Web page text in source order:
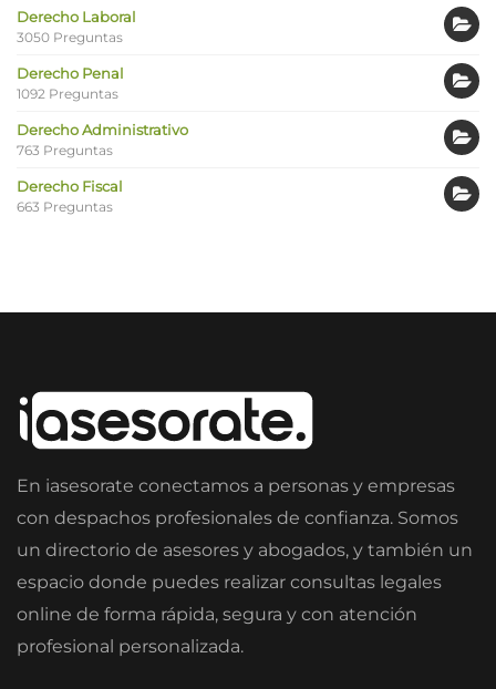
Derecho Laboral
3050 Preguntas
Derecho Penal
1092 Preguntas
Derecho Administrativo
763 Preguntas
Derecho Fiscal
663 Preguntas
En iasesorate conectamos a personas y empresas
con despachos profesionales de confianza. Somos
un directorio de asesores y abogados, y también un
espacio donde puedes realizar consultas legales
online de forma rápida, segura y con atención
profesional personalizada.